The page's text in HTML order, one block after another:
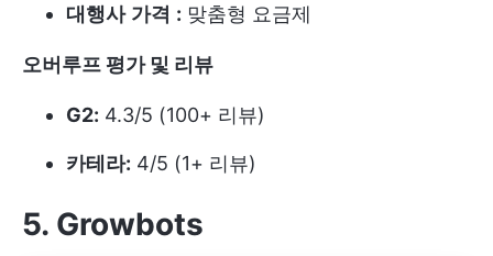
대행사 가격 : 맞춤형 요금제
오버루프 평가 및 리뷰
G2: 4.3/5 (100+ 리뷰)
카테라: 4/5 (1+ 리뷰)
5. Growbots